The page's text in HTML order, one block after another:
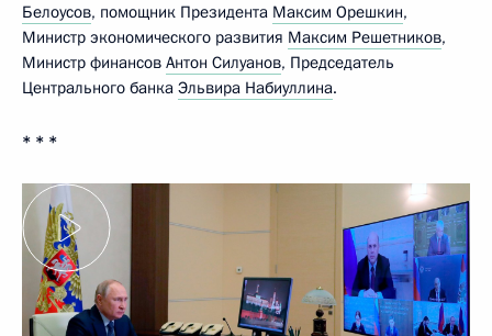
Белоусов, помощник Президента Максим Орешкин,
Министр экономического развития Максим Решетников,
Министр финансов Антон Силуанов, Председатель
Центрального банка Эльвира Набиуллина.
* * *